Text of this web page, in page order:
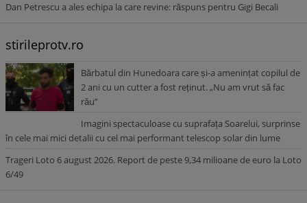
Dan Petrescu a ales echipa la care revine: răspuns pentru Gigi Becali
stirileprotv.ro
Bărbatul din Hunedoara care și-a amenințat copilul de
2 ani cu un cutter a fost reținut. „Nu am vrut să fac
rău”
Imagini spectaculoase cu suprafața Soarelui, surprinse
în cele mai mici detalii cu cel mai performant telescop solar din lume
Trageri Loto 6 august 2026. Report de peste 9,34 milioane de euro la Loto
6/49